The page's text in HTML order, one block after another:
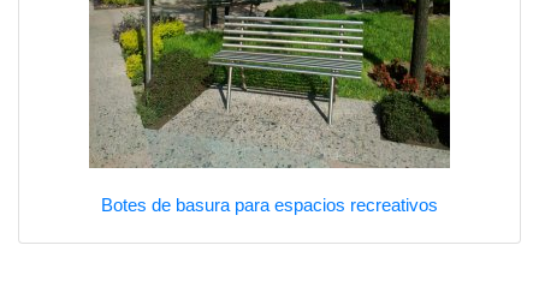
Botes de basura para espacios recreativos